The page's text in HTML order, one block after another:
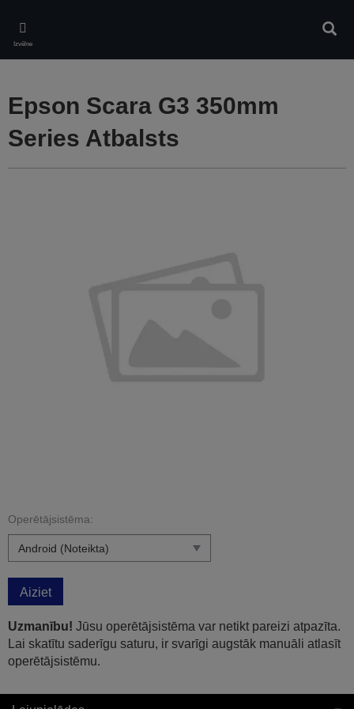
main
content
Izvēlne
Epson Scara G3 350mm
Series Atbalsts
Operētājsistēma:
Aiziet
Uzmanību! Jūsu operētājsistēma var netikt pareizi atpazīta.
Lai skatītu saderīgu saturu, ir svarīgi augstāk manuāli atlasīt
operētājsistēmu.